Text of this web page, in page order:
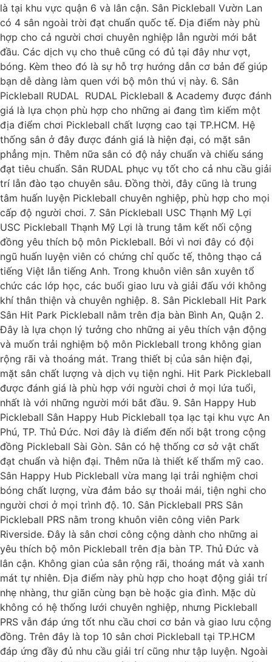
là tại khu vực quận 6 và lân cận. Sân Pickleball Vườn Lan
có 4 sân ngoài trời đạt chuẩn quốc tế. Địa điểm này phù
hợp cho cả người chơi chuyên nghiệp lẫn người mới bắt
đầu. Các dịch vụ cho thuê cũng có đủ tại đây như vợt,
bóng. Kèm theo đó là sự hỗ trợ hướng dẫn cơ bản để giúp
bạn dễ dàng làm quen với bộ môn thú vị này. 6. Sân
Pickleball RUDAL RUDAL Pickleball & Academy được đánh
giá là lựa chọn phù hợp cho những ai đang tìm kiếm một
địa điểm chơi Pickleball chất lượng cao tại TP.HCM. Hệ
thống sân ở đây được đánh giá là hiện đại, có mặt sân
phẳng mịn. Thêm nữa sân có độ nảy chuẩn và chiếu sáng
đạt tiêu chuẩn. Sân RUDAL phục vụ tốt cho cả nhu cầu giải
trí lẫn đào tạo chuyên sâu. Đồng thời, đây cũng là trung
tâm huấn luyện Pickleball chuyên nghiệp, phù hợp cho mọi
cấp độ người chơi. 7. Sân Pickleball USC Thạnh Mỹ Lợi
USC Pickleball Thạnh Mỹ Lợi là trung tâm kết nối cộng
đồng yêu thích bộ môn Pickleball. Bởi vì nơi đây có đội
ngũ huấn luyện viên có chứng chỉ quốc tế, thông thạo cả
tiếng Việt lẫn tiếng Anh. Trong khuôn viên sân xuyên tổ
chức các lớp học, các buổi giao lưu và giải đấu với không
khí thân thiện và chuyên nghiệp. 8. Sân Pickleball Hit Park
Sân Hit Park Pickleball nằm trên địa bàn Bình An, Quận 2.
Đây là lựa chọn lý tưởng cho những ai yêu thích vận động
và muốn trải nghiệm bộ môn Pickleball trong không gian
rộng rãi và thoáng mát. Trang thiết bị của sân hiện đại,
mặt sân chất lượng và dịch vụ tiện nghi. Hit Park Pickleball
được đánh giá là phù hợp với người chơi ở mọi lứa tuổi,
nhất là với những người mới bắt đầu. 9. Sân Happy Hub
Pickleball Sân Happy Hub Pickleball tọa lạc tại khu vực An
Phú, TP. Thủ Đức. Nơi đây là điểm đến nổi bật trong cộng
đồng Pickleball Sài Gòn. Sân có hệ thống cơ sở vật chất
đạt chuẩn và hiện đại. Thêm nữa là thiết kế thẩm mỹ cao.
Sân Happy Hub Pickleball vừa mang lại trải nghiệm chơi
bóng chất lượng, vừa đảm bảo sự thoải mái, tiện nghi cho
người chơi ở mọi trình độ. 10. Sân Pickleball PRS Sân
Pickleball PRS nằm trong khuôn viên công viên Park
Riverside. Đây là sân chơi công cộng dành cho những ai
yêu thích bộ môn Pickleball trên địa bàn TP. Thủ Đức và
lân cận. Không gian của sân rộng rãi, thoáng mát và xanh
mát tự nhiên. Địa điểm này phù hợp cho hoạt động giải trí
nhẹ nhàng, thư giãn cùng bạn bè hoặc gia đình. Mặc dù
không có hệ thống lưới chuyên nghiệp, nhưng Pickleball
PRS vẫn đáp ứng tốt nhu cầu chơi cơ bản và giao lưu cộng
đồng. Trên đây là top 10 sân chơi Pickleball tại TP.HCM
đáp ứng đầy đủ nhu cầu giải trí cũng như tập luyện. Ngoài